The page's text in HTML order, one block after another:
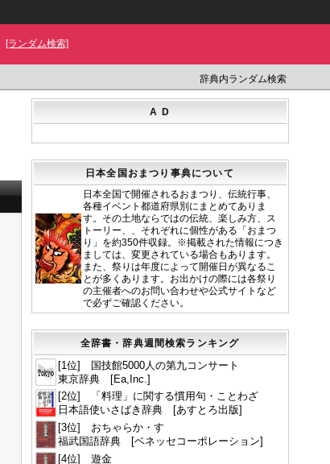
[ランダム検索]
辞典内ランダム検索
A D
日本全国おまつり事典について
日本全国で開催されるおまつり、伝統行事、
各種イベント都道府県別にまとめてありま
す。その土地ならではの伝統、楽しみ方、ス
トーリー、、それぞれに個性がある「おまつ
り」を約350件収録。※掲載された情報につき
ましては、変更されている場合もあります。
また、祭りは年度によって開催日が異なるこ
とが多くあります。お出かけの際には各祭り
の主催者へのお問い合わせや公式サイトなど
で必ずご確認ください。
全辞書・辞典週間検索ランキング
[1位] 国技館5000人の第九コンサート
東京辞典 [Ea,Inc.]
[2位] 「料理」に関する慣用句・ことわざ
日本語使いさばき辞典 [あすとろ出版]
[3位] おちゃらか・す
福武国語辞典 [ベネッセコーポレーション]
[4位] 遊金